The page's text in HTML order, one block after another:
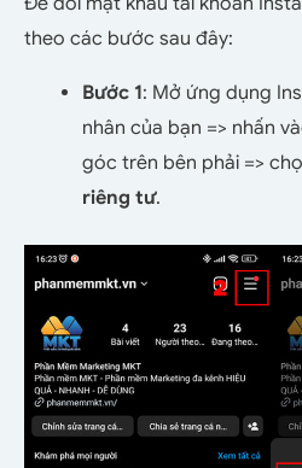
theo các bước sau đây:
Bước 1: Mở ứng dụng
nhân của bạn => nhấn
góc trên bên phải =>
riêng tư.